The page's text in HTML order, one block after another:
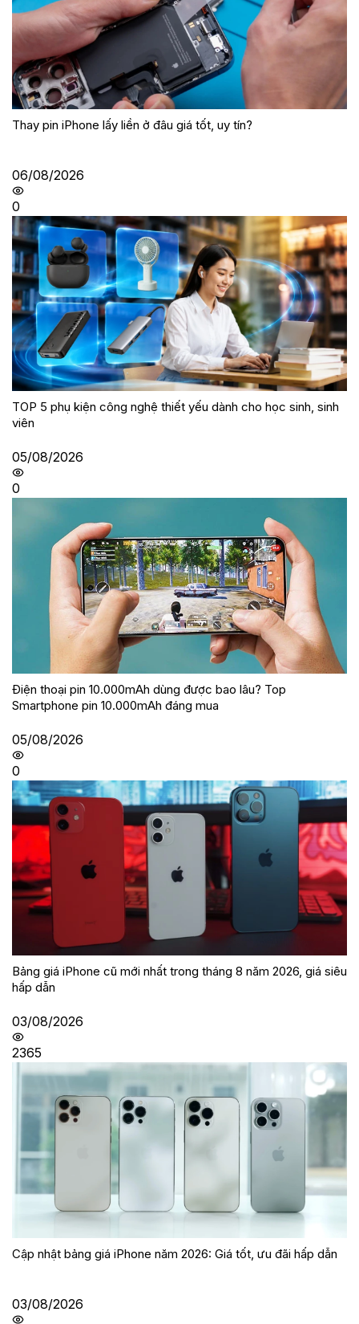
Thay pin iPhone lấy liền ở đâu giá tốt, uy tín?
06/08/2026
0
TOP 5 phụ kiện công nghệ thiết yếu dành cho học sinh, sinh
viên
05/08/2026
0
Điện thoại pin 10.000mAh dùng được bao lâu? Top
Smartphone pin 10.000mAh đáng mua
05/08/2026
0
Bảng giá iPhone cũ mới nhất trong tháng 8 năm 2026, giá siêu
hấp dẫn
03/08/2026
2365
Cập nhật bảng giá iPhone năm 2026: Giá tốt, ưu đãi hấp dẫn
03/08/2026